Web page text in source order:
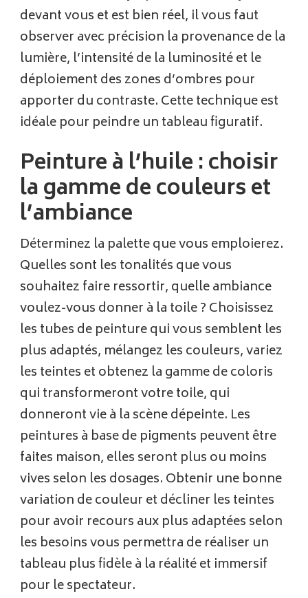
devant vous et est bien réel, il vous faut
observer avec précision la provenance de la
lumière, l’intensité de la luminosité et le
déploiement des zones d’ombres pour
apporter du contraste. Cette technique est
idéale pour peindre un tableau figuratif.
Peinture à l’huile : choisir
la gamme de couleurs et
l’ambiance
Déterminez la palette que vous emploierez.
Quelles sont les tonalités que vous
souhaitez faire ressortir, quelle ambiance
voulez-vous donner à la toile ? Choisissez
les tubes de peinture qui vous semblent les
plus adaptés, mélangez les couleurs, variez
les teintes et obtenez la gamme de coloris
qui transformeront votre toile, qui
donneront vie à la scène dépeinte. Les
peintures à base de pigments peuvent être
faites maison, elles seront plus ou moins
vives selon les dosages. Obtenir une bonne
variation de couleur et décliner les teintes
pour avoir recours aux plus adaptées selon
les besoins vous permettra de réaliser un
tableau plus fidèle à la réalité et immersif
pour le spectateur.